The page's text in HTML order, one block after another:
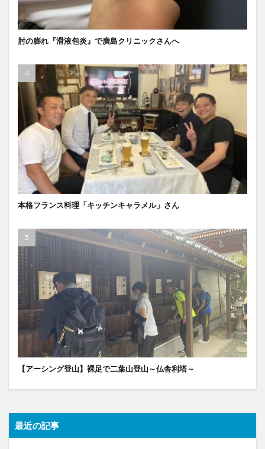
肘の膨れ『滑液包炎』で廣島クリニックさんへ
本格フランス料理「キッチンキャラメル」さん
【アーシング登山】裸足で二葉山登山～仏舎利塔～
最近の記事